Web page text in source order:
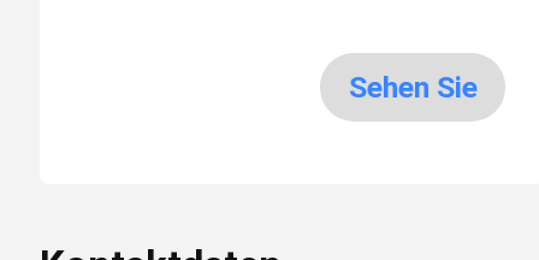
Sehen Sie